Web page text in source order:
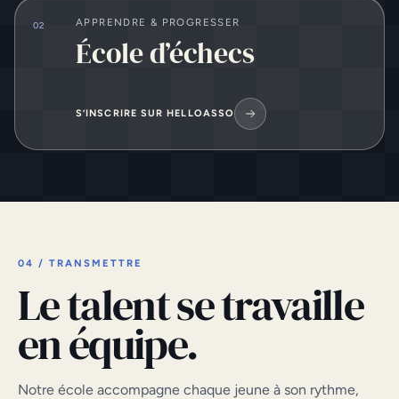
02 APPRENDRE & PROGRESSER
École d’échecs
S’INSCRIRE SUR HELLOASSO
04 / TRANSMETTRE
Le talent se travaille
en équipe.
Notre école accompagne chaque jeune à son rythme,